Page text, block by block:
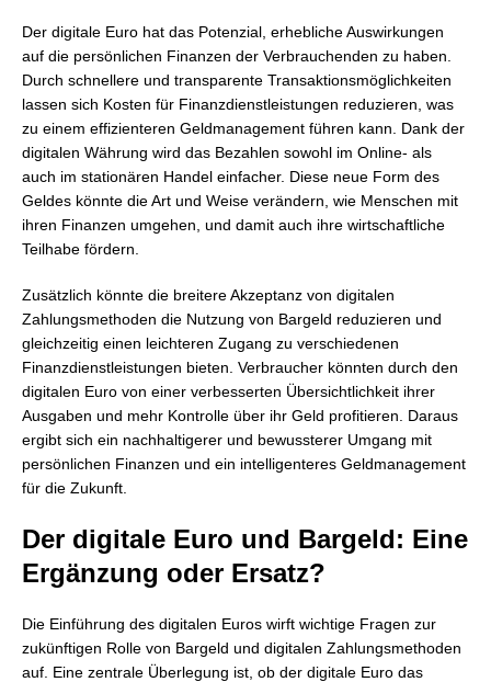
Der digitale Euro hat das Potenzial, erhebliche Auswirkungen
auf die persönlichen Finanzen der Verbrauchenden zu haben.
Durch schnellere und transparente Transaktionsmöglichkeiten
lassen sich Kosten für Finanzdienstleistungen reduzieren, was
zu einem effizienteren Geldmanagement führen kann. Dank der
digitalen Währung wird das Bezahlen sowohl im Online- als
auch im stationären Handel einfacher. Diese neue Form des
Geldes könnte die Art und Weise verändern, wie Menschen mit
ihren Finanzen umgehen, und damit auch ihre wirtschaftliche
Teilhabe fördern.
Zusätzlich könnte die breitere Akzeptanz von digitalen
Zahlungsmethoden die Nutzung von Bargeld reduzieren und
gleichzeitig einen leichteren Zugang zu verschiedenen
Finanzdienstleistungen bieten. Verbraucher könnten durch den
digitalen Euro von einer verbesserten Übersichtlichkeit ihrer
Ausgaben und mehr Kontrolle über ihr Geld profitieren. Daraus
ergibt sich ein nachhaltigerer und bewussterer Umgang mit
persönlichen Finanzen und ein intelligenteres Geldmanagement
für die Zukunft.
Der digitale Euro und Bargeld: Eine
Ergänzung oder Ersatz?
Die Einführung des digitalen Euros wirft wichtige Fragen zur
zukünftigen Rolle von Bargeld und digitalen Zahlungsmethoden
auf. Eine zentrale Überlegung ist, ob der digitale Euro das